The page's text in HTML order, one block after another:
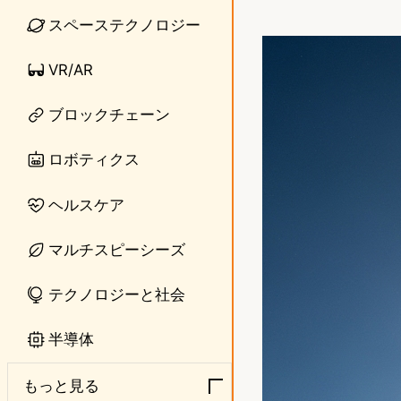
スペーステクノロジー
VR/AR
ブロックチェーン
ロボティクス
ヘルスケア
マルチスピーシーズ
テクノロジーと社会
半導体
もっと見る